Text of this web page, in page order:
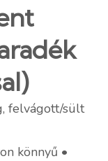
felvágott/sült
könnyű •